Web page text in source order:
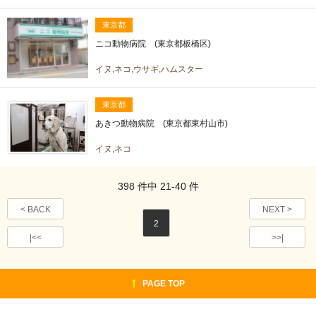
東京都
ニコ動物病院 (東京都板橋区)
イヌ,ネコ,ウサギ,ハムスター
東京都
あきつ動物病院 (東京都東村山市)
イヌ,ネコ
398 件中 21-40件
|<<
< BACK
2
NEXT >
>>|
PAGE TOP